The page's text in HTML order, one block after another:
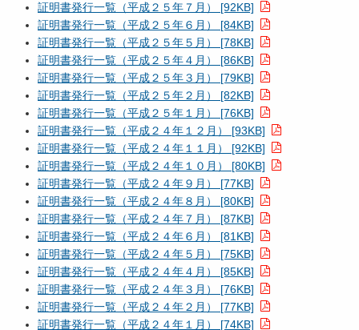
証明書発行一覧（平成２５年７月） [92KB]
証明書発行一覧（平成２５年６月） [84KB]
証明書発行一覧（平成２５年５月） [78KB]
証明書発行一覧（平成２５年４月） [86KB]
証明書発行一覧（平成２５年３月） [79KB]
証明書発行一覧（平成２５年２月） [82KB]
証明書発行一覧（平成２５年１月） [76KB]
証明書発行一覧（平成２４年１２月） [93KB]
証明書発行一覧（平成２４年１１月） [92KB]
証明書発行一覧（平成２４年１０月） [80KB]
証明書発行一覧（平成２４年９月） [77KB]
証明書発行一覧（平成２４年８月） [80KB]
証明書発行一覧（平成２４年７月） [87KB]
証明書発行一覧（平成２４年６月） [81KB]
証明書発行一覧（平成２４年５月） [75KB]
証明書発行一覧（平成２４年４月） [85KB]
証明書発行一覧（平成２４年３月） [76KB]
証明書発行一覧（平成２４年２月） [77KB]
証明書発行一覧（平成２４年１月） [74KB]